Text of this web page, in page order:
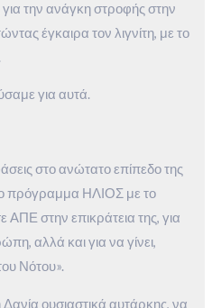
για την ανάγκη στροφής στην
έγκαιρα τον λιγνίτη, με το
για αυτά.
στο ανώτατο επίπεδο της
πρόγραμμα ΗΛΙΟΣ με το
στην επικράτεια της, για
αλλά και για να γίνει,
Νότου».
ουσιαστικά αυτάρκης, να